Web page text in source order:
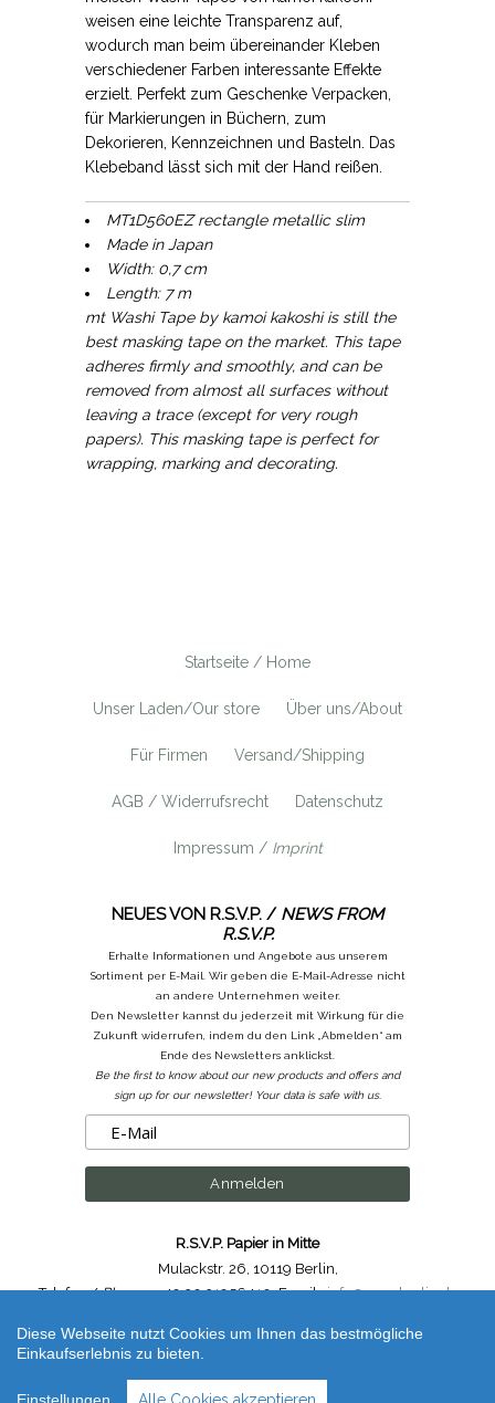
weisen eine leichte Transparenz auf,
wodurch man beim übereinander Kleben
verschiedener Farben interessante Effekte
erzielt. Perfekt zum Geschenke Verpacken,
für Markierungen in Büchern, zum
Dekorieren, Kennzeichnen und Basteln. Das
Klebeband lässt sich mit der Hand reißen.
MT1D560EZ rectangle metallic slim
Made in Japan
Width: 0,7 cm
Length: 7 m
mt Washi Tape by kamoi kakoshi is still the
best masking tape on the market. This tape
adheres firmly and smoothly, and can be
removed from almost all surfaces without
leaving a trace (except for very rough
papers). This masking tape is perfect for
wrapping, marking and decorating.
Startseite / Home
Unser Laden/Our store Über uns/About
Für Firmen Versand/Shipping
AGB / Widerrufsrecht Datenschutz
Impressum / Imprint
NEUES VON R.S.V.P. / NEWS FROM
R.S.V.P.
Erhalte Informationen und Angebote aus unserem
Sortiment per E-Mail. Wir geben die E-Mail-Adresse nicht
an andere Unternehmen weiter.
Den Newsletter kannst du jederzeit mit Wirkung für die
Zukunft widerrufen, indem du den Link „Abmelden“ am
Ende des Newsletters anklickst.
Be the first to know about our new products and offers and
sign up for our newsletter! Your data is safe with us.
R.S.V.P. Papier in Mitte
Mulackstr. 26 10119 Berlin
Telefon /Phone: ++49.30.31956410,Email :info@rsvp-berlin.de
Shop erstellt mit VersaCommerce.
mt ex (unbestimmt) | Artikelnummer /Code: MT1D560EZ-rectangle
Diese Webseite nutzt Cookies um Ihnen das bestmögliche
Einkaufserlebnis zu bieten.